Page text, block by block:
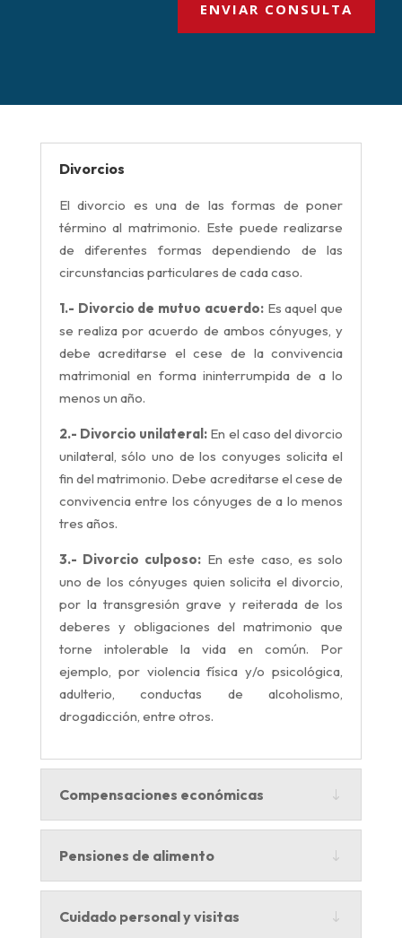
ENVIAR CONSULTA
Divorcios
El divorcio es una de las formas de poner
término al matrimonio. Este puede realizarse
de diferentes formas dependiendo de las
circunstancias particulares de cada caso.
1.- Divorcio de mutuo acuerdo:Es aquel que
se realiza por acuerdo de ambos cónyuges, y
debe acreditarse el cese de la convivencia
matrimonial en forma ininterrumpida de a lo
menos un año.
2.- Divorcio unilateral: En el caso del divorcio
unilateral, sólo uno de los conyuges solicita el
fin del matrimonio. Debe acreditarse el cese de
convivencia entre los cónyuges de a lo menos
tres años.
3.- Divorcio culposo: En este caso, es solo
uno de los cónyuges quien solicita el divorcio,
por la transgresión grave y reiterada de los
deberes y obligaciones del matrimonio que
torne intolerable la vida en común. Por
ejemplo, por violencia física y/o psicológica,
adulterio, conductas de alcoholismo,
drogadicción, entre otros.
Compensaciones económicas
Pensiones de alimento
Cuidado personal y visitas